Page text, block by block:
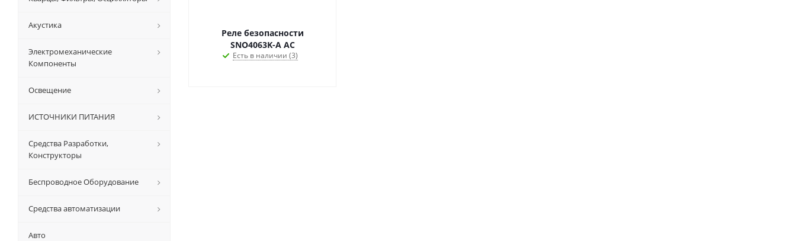
Реле безопасности
SNO4063K-A AC
Есть в наличии (3)
Акустика
Электромеханические
Компоненты
Освещение
ИСТОЧНИКИ ПИТАНИЯ
Средства Разработки,
Конструкторы
Беспроводное Оборудование
Средства автоматизации
Авто